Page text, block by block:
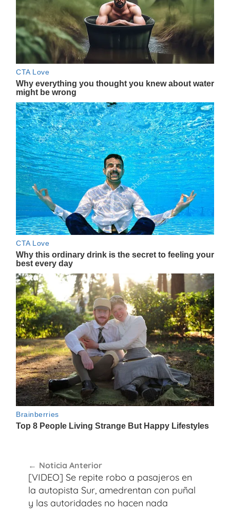
de
entradas
Noticia Anterior
[VIDEO] Se repite robo a pasajeros en
la autopista Sur, amedrentan con puñal
y las autoridades no hacen nada